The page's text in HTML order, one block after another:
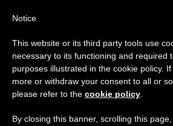
TAG
Notice
This website or its third party tools use
necessary to its functioning and required
purposes illustrated in the cookie policy.
more or withdraw your consent to all or
please refer to the cookie policy
By closing this banner, scrolling this